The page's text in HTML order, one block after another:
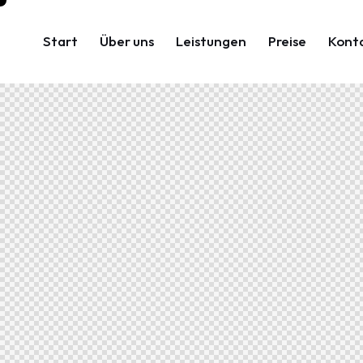
Start Über uns Leistungen Preise